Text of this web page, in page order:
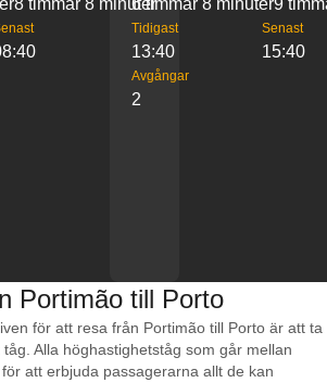
8 timmar 8 minuter6 timmar 8 minuter9
Tidigast
13:40
Senast
15:40
Avgångar
2
Portimão till Porto
för att resa från Portimão till Porto är att ta
Alla höghastighetståg som går mellan
att erbjuda passagerarna allt de kan